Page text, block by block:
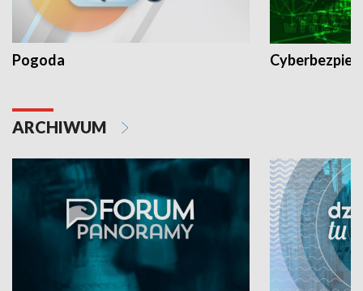
Pogoda
ARCHIWUM